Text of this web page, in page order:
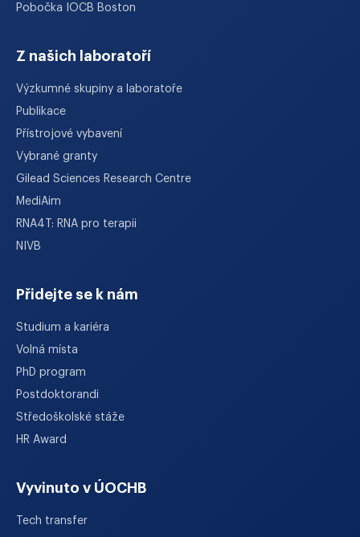
Pobočka IOCB Boston
Z našich laboratoří
Výzkumné skupiny a laboratoře
Publikace
Přístrojové vybavení
Vybrané granty
Gilead Sciences Research Centre
MediAim
RNA4T: RNA pro terapii
NIVB
Přidejte se k nám
Studium a kariéra
Volná místa
PhD program
Postdoktorandi
Středoškolské stáže
HR Award
Vyvinuto v ÚOCHB
Tech transfer